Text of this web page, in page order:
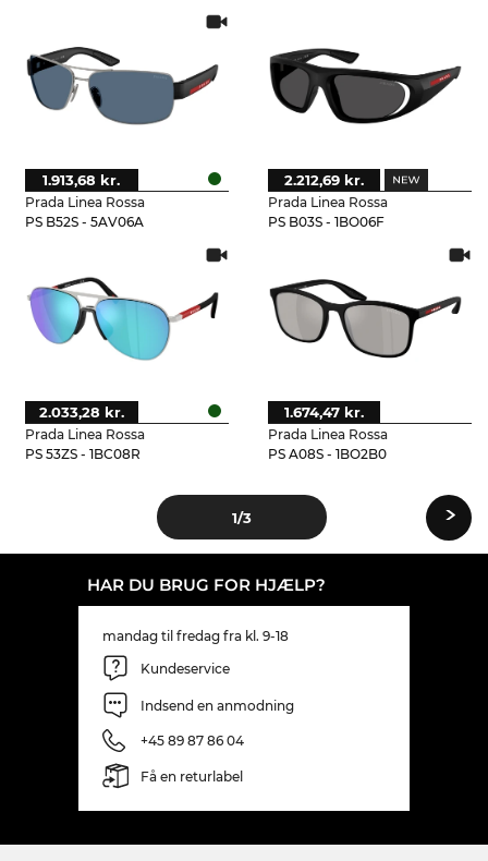
Prada Linea Rossa
PS B52S - 5AV06A
1.913,68 kr.
Prada Linea Rossa
PS B03S - 1BO06F
2.212,69 kr.
Prada Linea Rossa
PS 53ZS - 1BC08R
2.033,28 kr.
Prada Linea Rossa
PS A08S - 1BO2B0
1.674,47 kr.
1/3 ›
HAR DU BRUG FOR HJÆLP?
mandag til fredag fra kl. 9-18
Kundeservice
Indsend en anmodning
+45 89 87 86 04
Få en returlabel